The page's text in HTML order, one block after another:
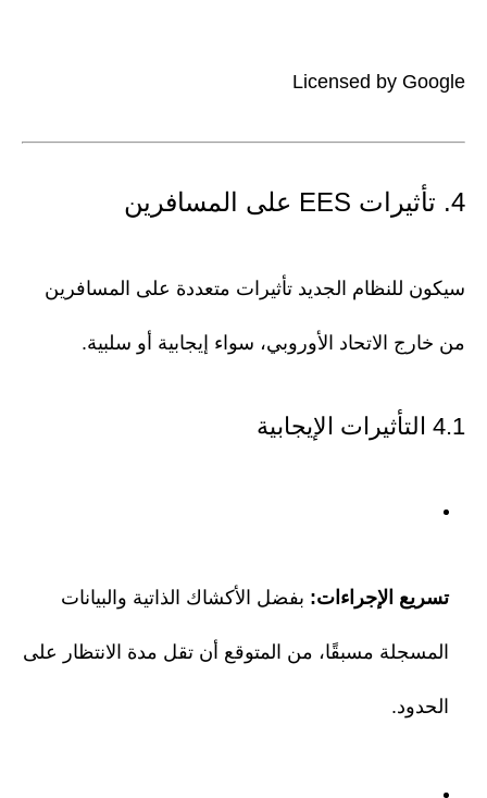
Licensed by Google
4. تأثيرات EES على المسافرين
سيكون للنظام الجديد تأثيرات متعددة على المسافرين
من خارج الاتحاد الأوروبي، سواء إيجابية أو سلبية.
4.1 التأثيرات الإيجابية
تسريع الإجراءات: بفضل الأكشاك الذاتية والبيانات
المسجلة مسبقًا، من المتوقع أن تقل مدة الانتظار على
الحدود.